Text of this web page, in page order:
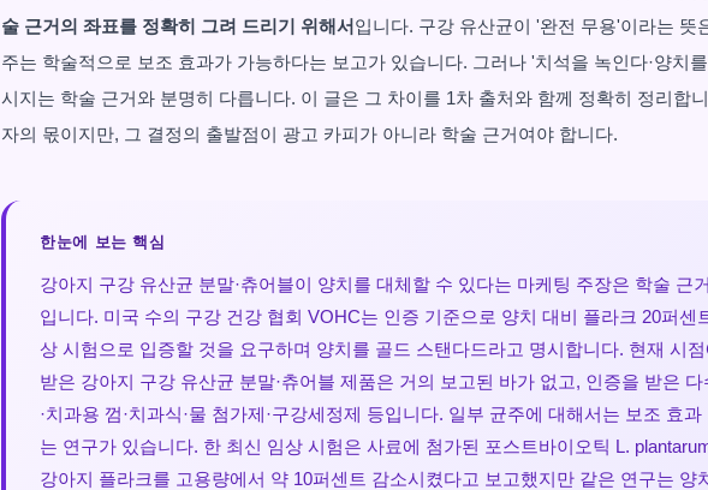
술 근거의 좌표를 정확히 그려 드리기 위해서입니다. 구강 유산균이 '완전 무용'이라는 뜻
주는 학술적으로 보조 효과가 가능하다는 보고가 있습니다. 그러나 '치석을 녹인다·양치
시지는 학술 근거와 분명히 다릅니다. 이 글은 그 차이를 1차 출처와 함께 정확히 정리합
자의 몫이지만, 그 결정의 출발점이 광고 카피가 아니라 학술 근거여야 합니다.
한눈에 보는 핵심
강아지 구강 유산균 분말·츄어블이 양치를 대체할 수 있다는 마케팅 주장은 학술 근
입니다. 미국 수의 구강 건강 협회 VOHC는 인증 기준으로 양치 대비 플라크 20퍼센
상 시험으로 입증할 것을 요구하며 양치를 골드 스탠다드라고 명시합니다. 현재 시
받은 강아지 구강 유산균 분말·츄어블 제품은 거의 보고된 바가 없고, 인증을 받은
·치과용 껌·치과식·물 첨가제·구강세정제 등입니다. 일부 균주에 대해서는 보조 효
는 연구가 있습니다. 한 최신 임상 시험은 사료에 첨가된 포스트바이오틱 L.
강아지 플라크를 고용량에서 약 10퍼센트 감소시켰다고 보고했지만 같은 연구는 양